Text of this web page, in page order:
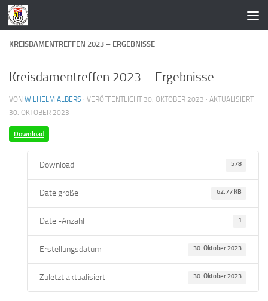
Zum Inhalt springen
KREISDAMENTREFFEN 2023 – ERGEBNISSE
Kreisdamentreffen 2023 – Ergebnisse
VON WILHELM ALBERS · VERÖFFENTLICHT 30. OKTOBER 2023 · AKTUALISIERT
30. OKTOBER 2023
Download
Download 578
Dateigröße 62.77 KB
Datei-Anzahl 1
Erstellungsdatum 30. Oktober 2023
Zuletzt aktualisiert 30. Oktober 2023